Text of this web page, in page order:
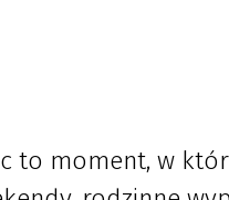
to moment, w